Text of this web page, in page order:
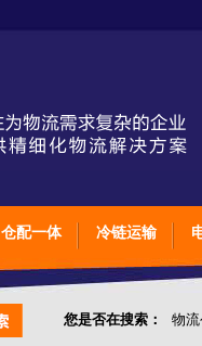
仓配一体 冷链运输
您是否在搜索： 物